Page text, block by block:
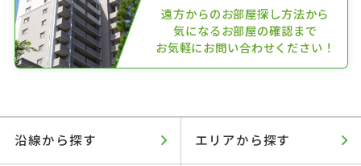
遠方からのお部屋探し方法から
気になるお部屋の確認まで
お気軽にお問い合わせください！
沿線から探す エリアから探す